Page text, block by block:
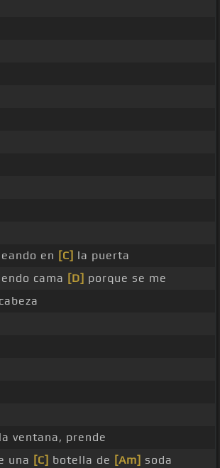
en [C] la puerta
cama [D] porque se me
ventana, prende
una [C] botella de [Am] soda